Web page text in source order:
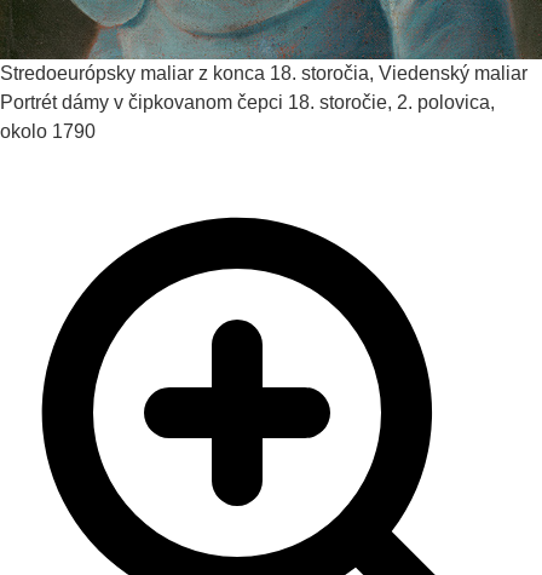
Stredoeurópsky maliar z konca 18. storočia, Viedenský maliar
Portrét dámy v čipkovanom čepci 18. storočie, 2. polovica,
okolo 1790